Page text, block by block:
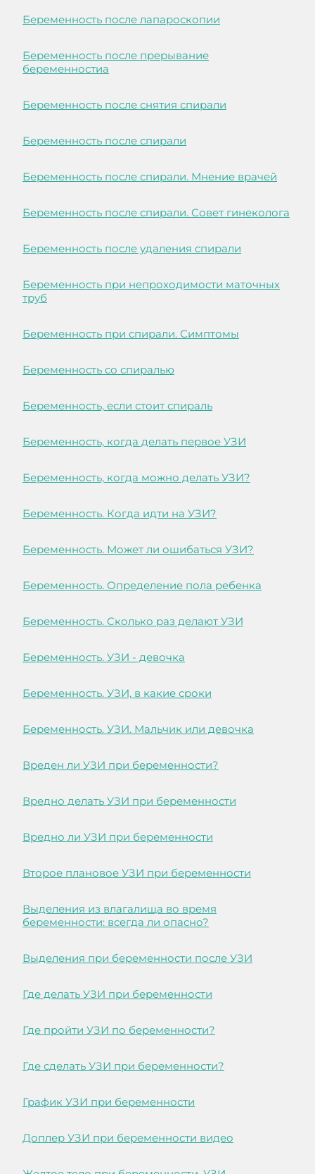
Беременность после лапароскопии
Беременность после прерывание
беременностиа
Беременность после снятия спирали
Беременность после спирали
Беременность после спирали. Мнение врачей
Беременность после спирали. Совет гинеколога
Беременность после удаления спирали
Беременность при непроходимости маточных
труб
Беременность при спирали. Симптомы
Беременность со спиралью
Беременность, если стоит спираль
Беременность, когда делать первое УЗИ
Беременность, когда можно делать УЗИ?
Беременность. Когда идти на УЗИ?
Беременность. Может ли ошибаться УЗИ?
Беременность. Определение пола ребенка
Беременность. Сколько раз делают УЗИ
Беременность. УЗИ - девочка
Беременность. УЗИ, в какие сроки
Беременность. УЗИ. Мальчик или девочка
Вреден ли УЗИ при беременности?
Вредно делать УЗИ при беременности
Вредно ли УЗИ при беременности
Второе плановое УЗИ при беременности
Выделения из влагалища во время
беременности: всегда ли опасно?
Выделения при беременности после УЗИ
Где делать УЗИ при беременности
Где пройти УЗИ по беременности?
Где сделать УЗИ при беременности?
График УЗИ при беременности
Доплер УЗИ при беременности видео